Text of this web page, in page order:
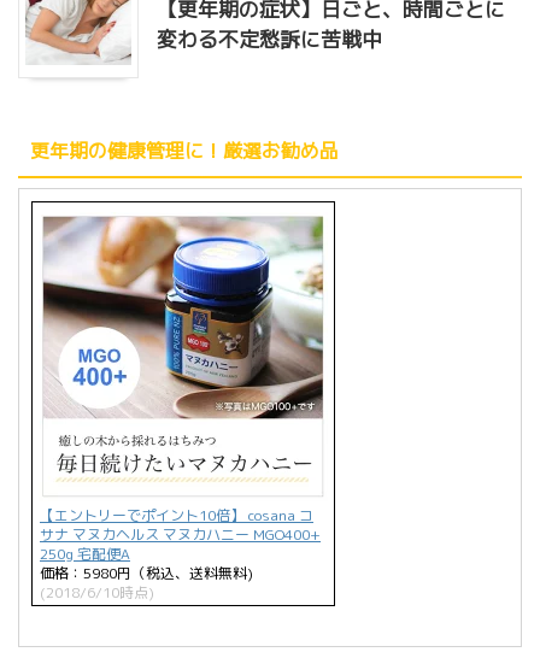
【更年期の症状】日ごと、時間ごとに
変わる不定愁訴に苦戦中
更年期の健康管理に！厳選お勧め品
【エントリーでポイント10倍】 cosana コ
サナ マヌカヘルス マヌカハニー MGO400+
250g 宅配便A
価格：5980円（税込、送料無料)
(2018/6/10時点)